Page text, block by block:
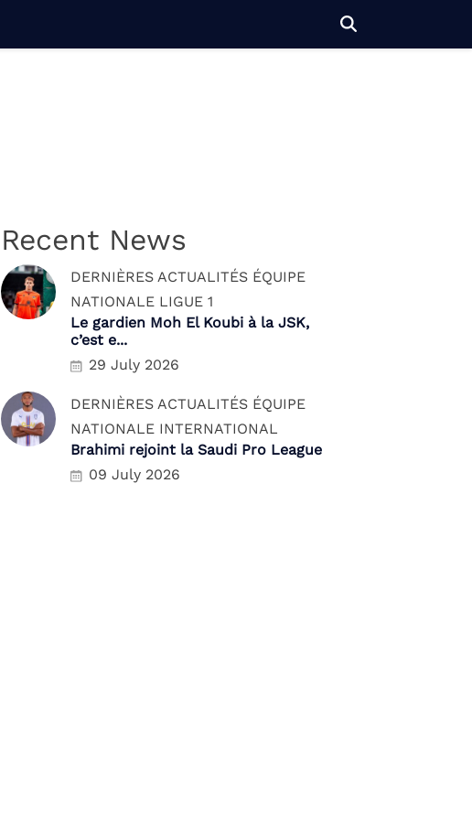
Recent News
DERNIÈRES ACTUALITÉS ÉQUIPE
NATIONALE LIGUE 1
Le gardien Moh El Koubi à la JSK,
c’est e...
29 July 2026
DERNIÈRES ACTUALITÉS ÉQUIPE
NATIONALE INTERNATIONAL
Brahimi rejoint la Saudi Pro League
09 July 2026